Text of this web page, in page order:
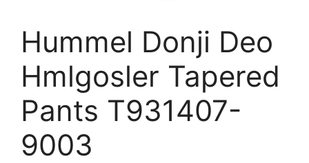
Hummel Donji Deo
Hmlgosler Tapered
Pants T931407-
9003